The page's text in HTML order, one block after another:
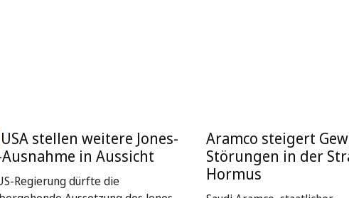
USA stellen weitere Jones-
in Aussicht
Regierung dürfte die
Aramco steigert
Störungen in der
Hormus